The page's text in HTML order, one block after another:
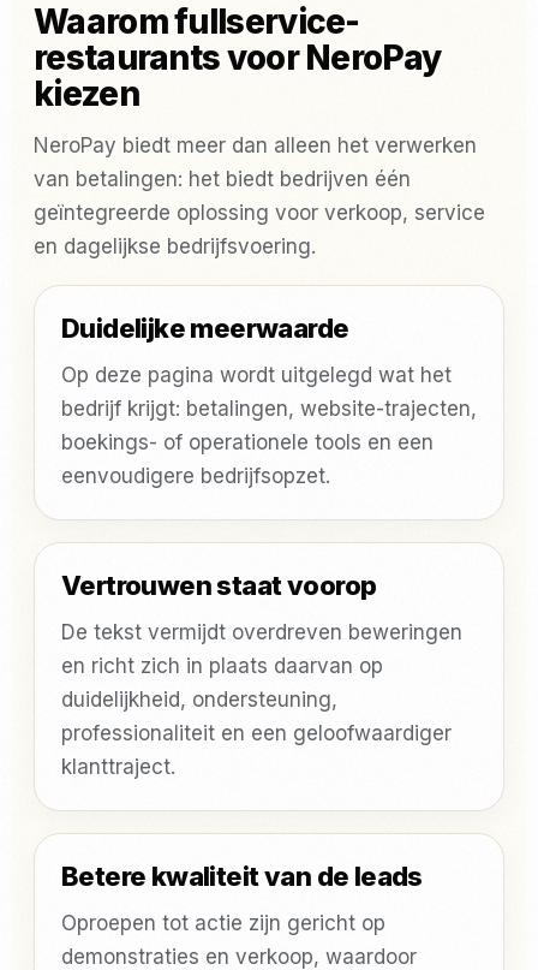
Waarom fullservice-
restaurants voor NeroPay
kiezen
NeroPay biedt meer dan alleen het verwerken
van betalingen: het biedt bedrijven één
geïntegreerde oplossing voor verkoop, service
en dagelijkse bedrijfsvoering.
Duidelijke meerwaarde
Op deze pagina wordt uitgelegd wat het
bedrijf krijgt: betalingen, website-trajecten,
boekings- of operationele tools en een
eenvoudigere bedrijfsopzet.
Vertrouwen staat voorop
De tekst vermijdt overdreven beweringen
en richt zich in plaats daarvan op
duidelijkheid, ondersteuning,
professionaliteit en een geloofwaardiger
klanttraject.
Betere kwaliteit van de leads
Oproepen tot actie zijn gericht op
demonstraties en verkoop, waardoor